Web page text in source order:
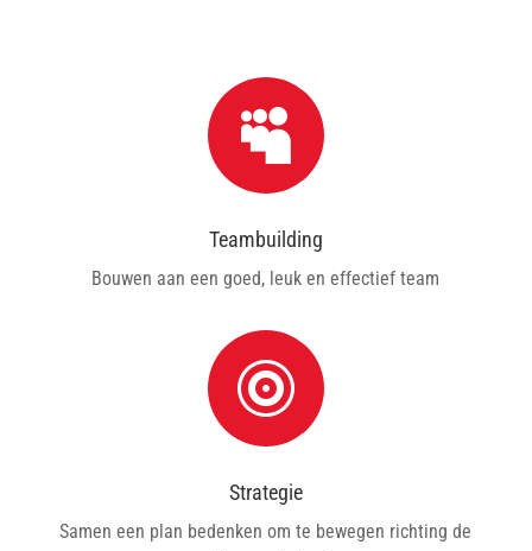

Teambuilding
Bouwen aan een goed, leuk en effectief team

Strategie
Samen een plan bedenken om te bewegen richting de